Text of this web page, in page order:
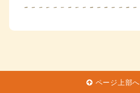
ページ上部へ